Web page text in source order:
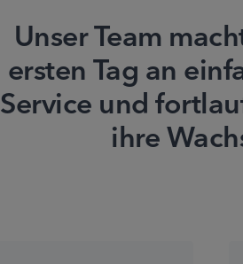
Unser Team
ersten Tag an
Service und
ihre